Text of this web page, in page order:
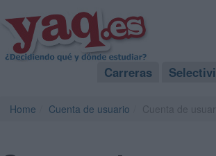
Carreras
Home Cuenta de usuario